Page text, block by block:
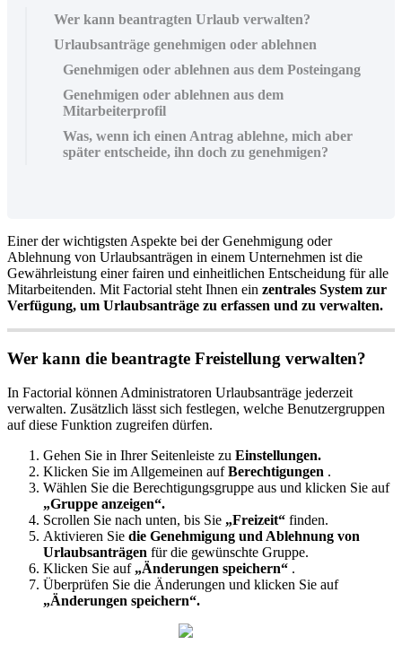
Wer kann beantragten Urlaub verwalten?
Urlaubsanträge genehmigen oder ablehnen
Genehmigen oder ablehnen aus dem Posteingang
Genehmigen oder ablehnen aus dem
Mitarbeiterprofil
Was, wenn ich einen Antrag ablehne, mich aber
später entscheide, ihn doch zu genehmigen?
Einer der wichtigsten Aspekte bei der Genehmigung oder
Ablehnung von Urlaubsanträgen in einem Unternehmen ist die
Gewährleistung einer fairen und einheitlichen Entscheidung für alle
Mitarbeitenden. Mit Factorial steht Ihnen ein zentrales System zur
Verfügung, um Urlaubsanträge zu erfassen und zu verwalten.
Wer kann die beantragte Freistellung verwalten?
In Factorial können Administratoren Urlaubsanträge jederzeit
verwalten. Zusätzlich lässt sich festlegen, welche Benutzergruppen
auf diese Funktion zugreifen dürfen.
Gehen Sie in Ihrer Seitenleiste zu Einstellungen.
Klicken Sie im Allgemeinen auf Berechtigungen .
Wählen Sie die Berechtigungsgruppe aus und klicken Sie auf
„Gruppe anzeigen“.
Scrollen Sie nach unten, bis Sie „Freizeit“ finden.
Aktivieren Sie die Genehmigung und Ablehnung von
Urlaubsanträgen für die gewünschte Gruppe.
Klicken Sie auf „Änderungen speichern“ .
Überprüfen Sie die Änderungen und klicken Sie auf
„Änderungen speichern“.